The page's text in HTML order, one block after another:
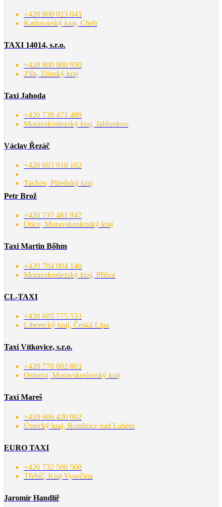
+420 800 023 043
Karlovarský kraj, Cheb
TAXI 14014, s.r.o.
+420 800 900 950
Zlín, Zlínský kraj
Taxi Jahoda
+420 739 471 489
Moravskoslezský kraj, Jablunkov
Václav Řezáč
+420 603 910 102
Tachov, Plzeňský kraj
Petr Brož
+420 737 481 947
Otice, Moravskoslezský kraj
Taxi Martin Bőhm
+420 704 904 140
Moravskoslezský kraj, Příbor
CL-TAXI
+420 605 775 533
Liberecký kraj, Česká Lípa
Taxi Vítkovice, s.r.o.
+420 778 802 803
Ostrava, Moravskoslezský kraj
Taxi Mareš
+420 606 420 002
Ústecký kraj, Roudnice nad Labem
EURO TAXI
+420 732 500 500
Třebíč, Kraj Vysočina
Jaromír Handlíř